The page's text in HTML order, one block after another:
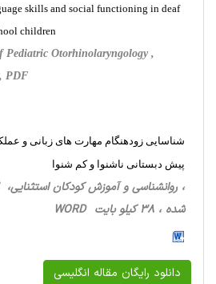
skills and social functioning in deaf
children
Otorhinolaryngology ,
PDF
شناسایی زودهنگام مهارت های زبانی و
پیش دبستانی ناشنوا و کم شنوا
شده ، 38 کیلو بایت WORD
دانلود رایگان مقاله انگلیسی